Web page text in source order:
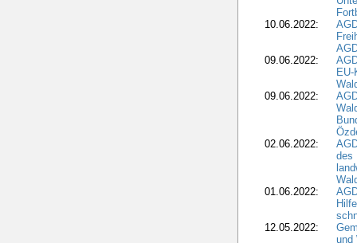
10.06.2022:
09.06.2022:
09.06.2022:
02.06.2022:
des
01.06.2022:
12.05.2022:
und